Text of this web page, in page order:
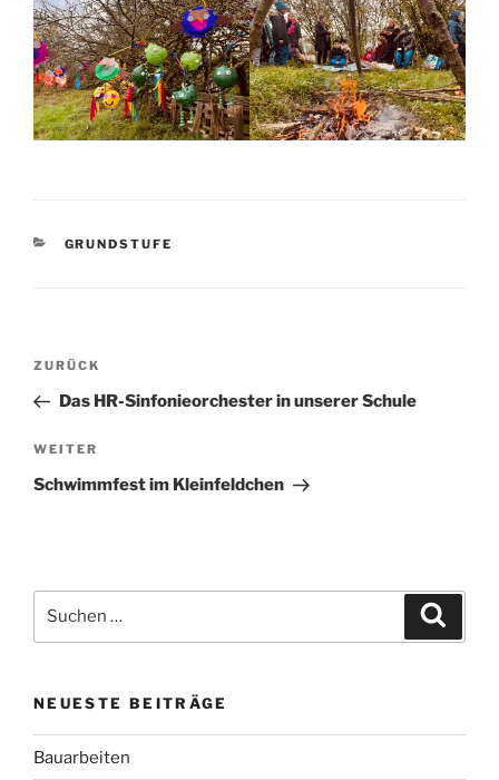
KATEGORIEN
GRUNDSTUFE
Beitragsnavigation
Vorheriger
Beitrag
ZURÜCK
Das HR-Sinfonieorchester in unserer Schule
Nächster
Beitrag
WEITER
Schwimmfest im Kleinfeldchen
nach:
NEUESTE BEITRÄGE
Bauarbeiten